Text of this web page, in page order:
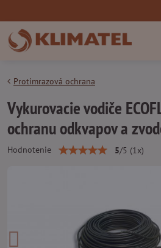
Protimrazová ochrana
Vykurovacie vodiče
ochranu odkvapov a
Hodnotenie 5/5 (1 x)